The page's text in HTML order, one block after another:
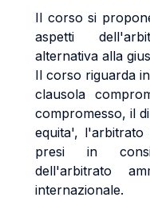
Il corso si
aspetti
alternativa alla
Il corso riguarda
clausola
compromesso, il
equita', l'arbitrato
presi in
dell'arbitrato
internazionale.